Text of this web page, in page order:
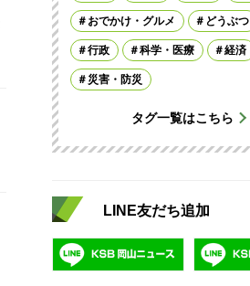
おでかけ・グルメ どうぶつ
行政 科学・医療 経済
災害・防災
タグ一覧はこちら
LINE友だち追加